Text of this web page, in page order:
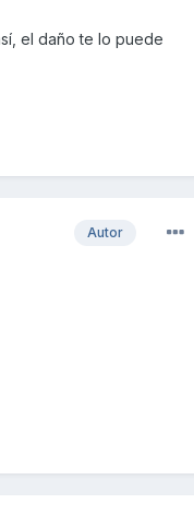
el daño te lo puede
Autor